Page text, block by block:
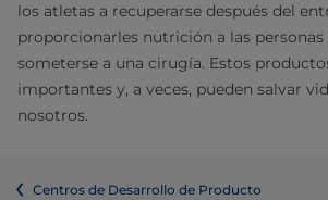
los atletas a recuperarse después del
proporcionarles nutrición a las personas
someterse a una cirugía. Estos
importantes y, a veces, pueden salvar
nosotros.
Centros de Desarrollo de Producto